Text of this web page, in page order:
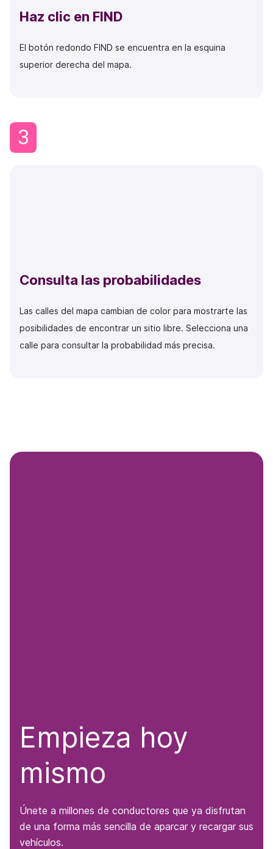
Haz clic en FIND
El botón redondo FIND se encuentra en la esquina
superior derecha del mapa.
3
Consulta las probabilidades
Las calles del mapa cambian de color para mostrarte las
posibilidades de encontrar un sitio libre. Selecciona una
calle para consultar la probabilidad más precisa.
Empieza hoy
mismo
Únete a millones de conductores que ya disfrutan
de una forma más sencilla de aparcar y recargar sus
vehículos.